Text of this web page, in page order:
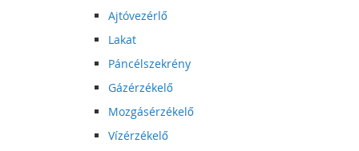
Ajtóvezérlő
Lakat
Páncélszekrény
Gázérzékelő
Mozgásérzékelő
Vízérzékelő